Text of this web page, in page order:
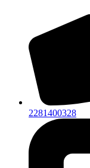
2281400328